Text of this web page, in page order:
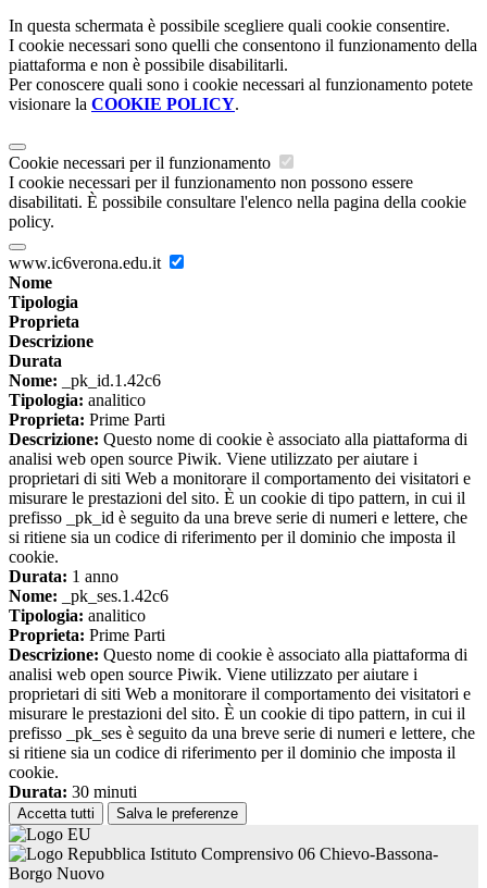
In questa schermata è possibile scegliere quali cookie consentire.
I cookie necessari sono quelli che consentono il funzionamento della
piattaforma e non è possibile disabilitarli.
Per conoscere quali sono i cookie necessari al funzionamento potete
visionare la COOKIE POLICY.
Cookie necessari per il funzionamento
I cookie necessari per il funzionamento non possono essere
disabilitati. È possibile consultare l'elenco nella pagina della cookie
policy.
www.ic6verona.edu.it
Nome
Tipologia
Proprieta
Descrizione
Durata
Nome: _pk_id.1.42c6
Tipologia: analitico
Proprieta: Prime Parti
Descrizione: Questo nome di cookie è associato alla piattaforma di
analisi web open source Piwik. Viene utilizzato per aiutare i
proprietari di siti Web a monitorare il comportamento dei visitatori e
misurare le prestazioni del sito. È un cookie di tipo pattern, in cui il
prefisso _pk_id è seguito da una breve serie di numeri e lettere, che
si ritiene sia un codice di riferimento per il dominio che imposta il
cookie.
Durata: 1 anno
Nome: _pk_ses.1.42c6
Tipologia: analitico
Proprieta: Prime Parti
Descrizione: Questo nome di cookie è associato alla piattaforma di
analisi web open source Piwik. Viene utilizzato per aiutare i
proprietari di siti Web a monitorare il comportamento dei visitatori e
misurare le prestazioni del sito. È un cookie di tipo pattern, in cui il
prefisso _pk_ses è seguito da una breve serie di numeri e lettere, che
si ritiene sia un codice di riferimento per il dominio che imposta il
cookie.
Durata: 30 minuti
Accetta tutti Salva le preferenze
Istituto Comprensivo 06 Chievo-Bassona-
Borgo Nuovo